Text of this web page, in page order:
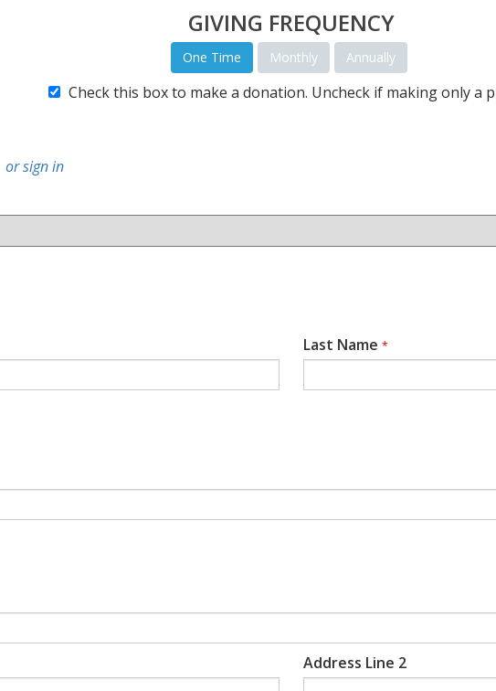
GIVING FREQUENCY
One Time Monthly Annually
Check this box to make a donation. Uncheck if making only a
or sign in
Last Name *
Address Line 2